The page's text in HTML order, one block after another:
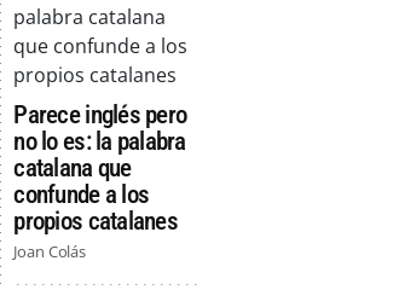
Parece inglés pero
no lo es: la palabra
catalana que
confunde a los
propios catalanes
Joan Colás